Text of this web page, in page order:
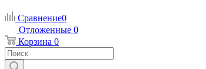
Сравнение0
Отложенные 0
Корзина 0